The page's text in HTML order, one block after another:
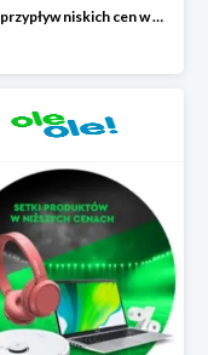
Wielki przypływ niskich cen w OleOle! do -40%